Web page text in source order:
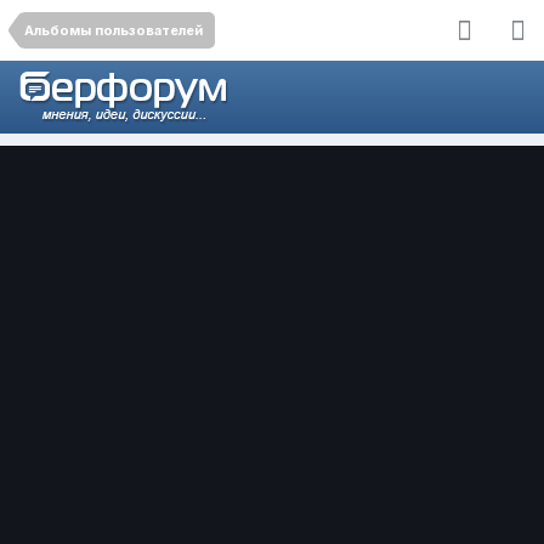
Альбомы пользователей